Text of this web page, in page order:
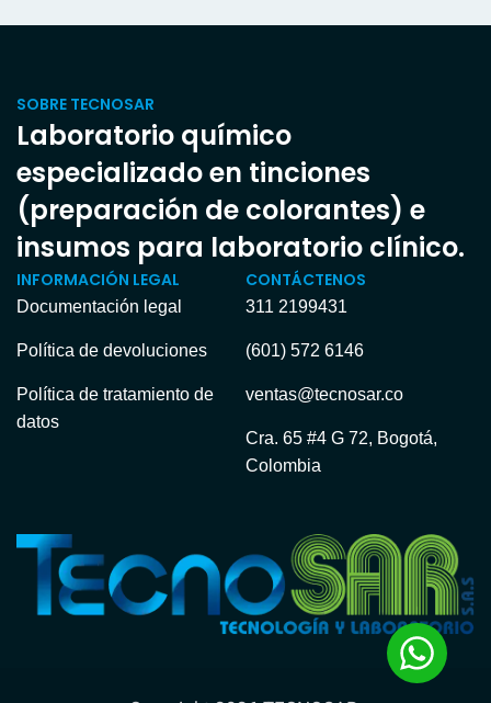
SOBRE TECNOSAR
Laboratorio químico
especializado en tinciones
(preparación de colorantes) e
insumos para laboratorio clínico.
INFORMACIÓN LEGAL
Documentación legal
Política de devoluciones
Política de tratamiento de
datos
CONTÁCTENOS
311 2199431
(601) 572 6146
ventas@tecnosar.co
Cra. 65 #4 G 72, Bogotá,
Colombia